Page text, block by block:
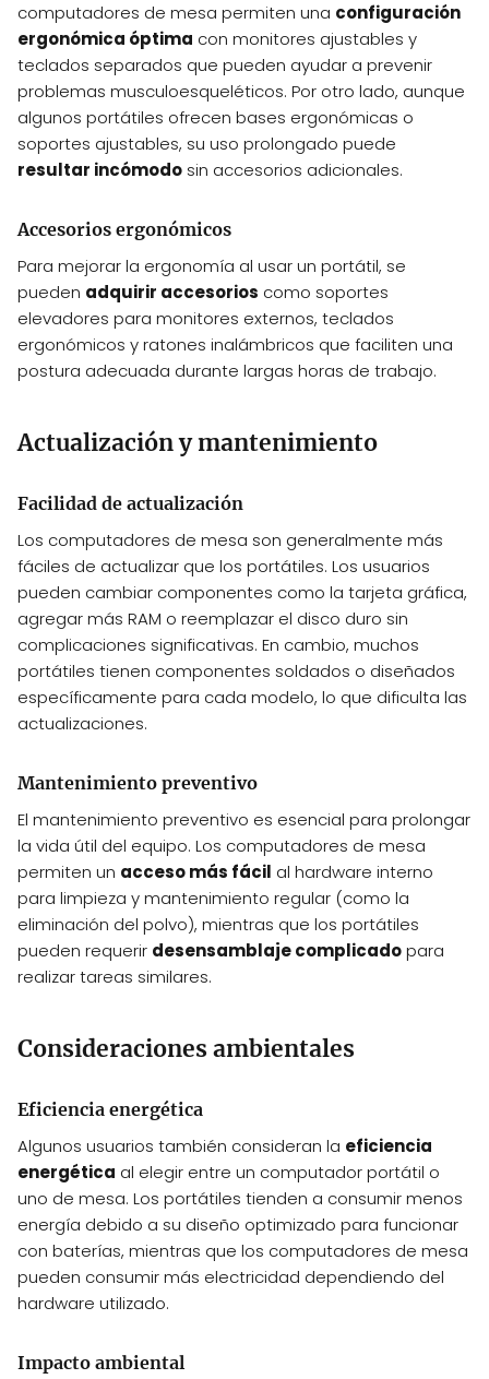
computadores de mesa permiten una configuración
ergonómica óptima con monitores ajustables y
teclados separados que pueden ayudar a prevenir
problemas musculoesqueléticos. Por otro lado, aunque
algunos portátiles ofrecen bases ergonómicas o
soportes ajustables, su uso prolongado puede
resultar incómodo sin accesorios adicionales.
Accesorios ergonómicos
Para mejorar la ergonomía al usar un portátil, se
pueden adquirir accesorios como soportes
elevadores para monitores externos, teclados
ergonómicos y ratones inalámbricos que faciliten una
postura adecuada durante largas horas de trabajo.
Actualización y mantenimiento
Facilidad de actualización
Los computadores de mesa son generalmente más
fáciles de actualizar que los portátiles. Los usuarios
pueden cambiar componentes como la tarjeta gráfica,
agregar más RAM o reemplazar el disco duro sin
complicaciones significativas. En cambio, muchos
portátiles tienen componentes soldados o diseñados
específicamente para cada modelo, lo que dificulta las
actualizaciones.
Mantenimiento preventivo
El mantenimiento preventivo es esencial para prolongar
la vida útil del equipo. Los computadores de mesa
permiten un acceso más fácil al hardware interno
para limpieza y mantenimiento regular (como la
eliminación del polvo), mientras que los portátiles
pueden requerir desensamblaje complicadopara
realizar tareas similares.
Consideraciones ambientales
Eficiencia energética
Algunos usuarios también consideran la eficiencia
energética al elegir entre un computador portátil o
uno de mesa. Los portátiles tienden a consumir menos
energía debido a su diseño optimizado para funcionar
con baterías, mientras que los computadores de mesa
pueden consumir más electricidad dependiendo del
hardware utilizado.
Impacto ambiental